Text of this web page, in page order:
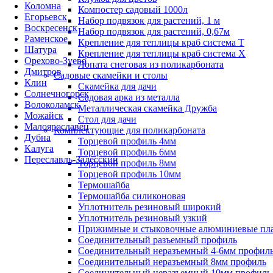
Коломна
Егорьевск
Воскресенск
Раменское
Шатура
Орехово-Зуево
Дмитров
Клин
Солнечногорск
Волоколамск
Можайск
Малоярославец
Дубна
Калуга
Переславль-Залесский
Компостер садовый 1000л
Набор подвязок для растений, 1 м
Набор подвязок для растений, 0,67м
Крепление для теплицы краб система Т
Крепление для теплицы краб система Х
Лопата снеговая из поликарбоната
Садовые скамейки и столы
Скамейка для дачи
Садовая арка из металла
Металлическая скамейка Дружба
Стол для дачи
Комплектующие для поликарбоната
Торцевой профиль 4мм
Торцевой профиль 6мм
Торцевой профиль 8мм
Торцевой профиль 10мм
Термошайба
Термошайба силиконовая
Уплотнитель резиновый широкий
Уплотнитель резиновый узкий
Прижимные и стыковочные алюминиевые
Соединительный разъемный профиль
Соединительный неразъемный 4-6мм
Соединительный неразъемный 8мм профиль